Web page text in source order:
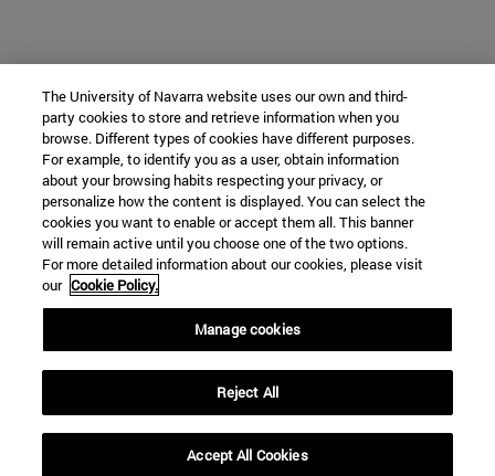
The University of Navarra website uses our own and third-
party cookies to store and retrieve information when you
browse. Different types of cookies have different purposes.
For example, to identify you as a user, obtain information
about your browsing habits respecting your privacy, or
personalize how the content is displayed. You can select the
cookies you want to enable or accept them all. This banner
will remain active until you choose one of the two options.
For more detailed information about our cookies, please visit
our Cookie Policy.
Manage cookies
Reject All
Accept All Cookies